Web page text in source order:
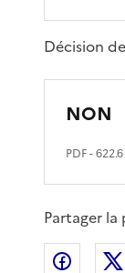
Décision de
NON
PDF-
Partager la